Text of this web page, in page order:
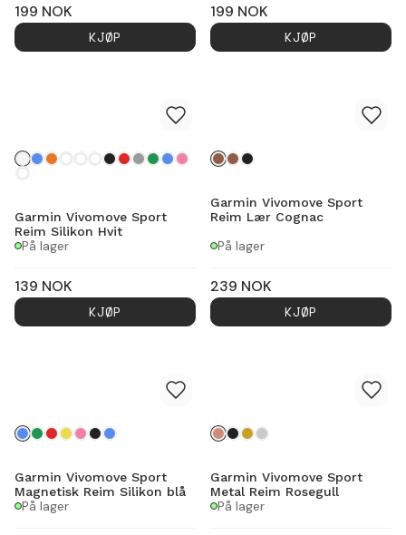
199 NOK
KJØP
199 NOK
KJØP
Garmin Vivomove Sport
Reim Silikon Hvit
På lager
139 NOK
KJØP
Garmin Vivomove Sport
Reim Lær Cognac
På lager
239 NOK
KJØP
Garmin Vivomove Sport
Magnetisk Reim Silikon blå
På lager
Garmin Vivomove Sport
Metal Reim Rosegull
På lager